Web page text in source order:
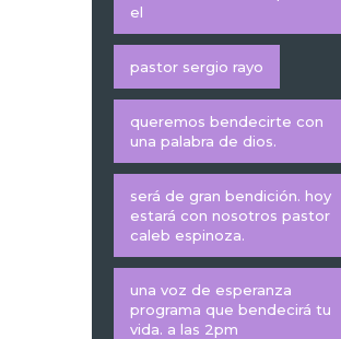
el
pastor sergio rayo
queremos bendecirte con
una palabra de dios.
será de gran bendición. hoy
estará con nosotros pastor
caleb espinoza.
una voz de esperanza
programa que bendecirá tu
vida. a las 2pm